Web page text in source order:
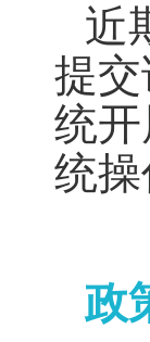
近
提
统
统
政